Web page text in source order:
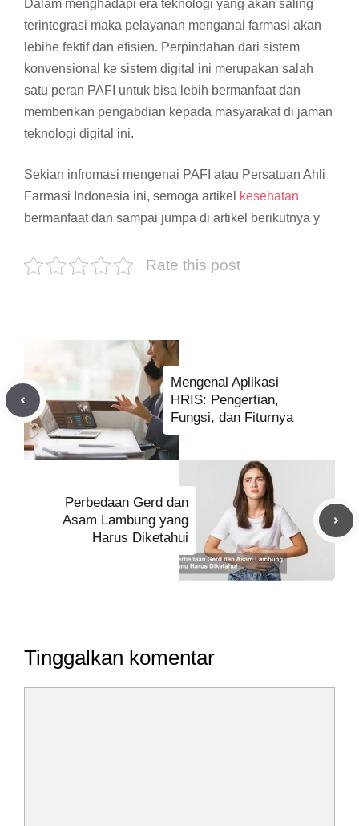
Dalam menghadapi era teknologi yang akan saling
terintegrasi maka pelayanan menganai farmasi akan
lebihe fektif dan efisien. Perpindahan dari sistem
konvensional ke sistem digital ini merupakan salah
satu peran PAFI untuk bisa lebih bermanfaat dan
memberikan pengabdian kepada masyarakat di jaman
teknologi digital ini.
Sekian infromasi mengenai PAFI atau Persatuan Ahli
Farmasi Indonesia ini, semoga artikel kesehatan
bermanfaat dan sampai jumpa di artikel berikutnya y
Rate this post
Mengenal Aplikasi
HRIS: Pengertian,
Fungsi, dan Fiturnya
Perbedaan Gerd dan
Asam Lambung yang
Harus Diketahui
Tinggalkan komentar